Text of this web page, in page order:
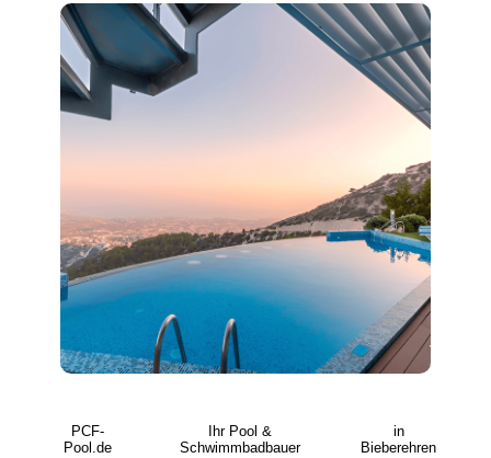
PCF-
Pool.de
Ihr Pool &
Schwimmbadbauer
in
Bieberehren